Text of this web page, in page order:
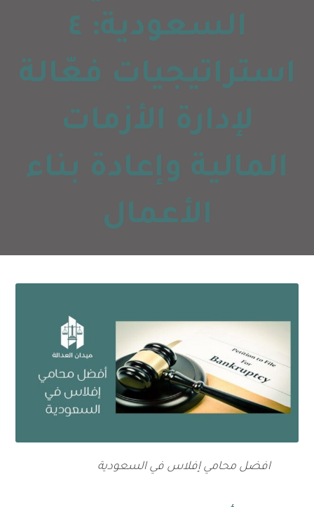
السعودية: ٤
استراتيجيات فعّالة
لإدارة الأزمات
المالية وإعادة بناء
الأعمال
افضل محامي إفلاس في السعودية